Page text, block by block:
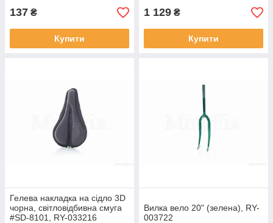
137 ₴
Купити
1 129 ₴
Купити
Гелева накладка на сідло 3D
чорна, світловідбивна смуга
#SD-8101, RY-033216
Вилка вело 20" (зелена), RY-
003722